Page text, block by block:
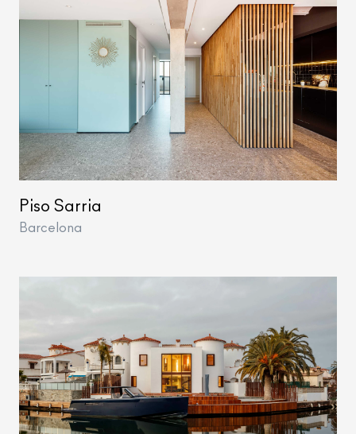
Piso Sarria
Barcelona